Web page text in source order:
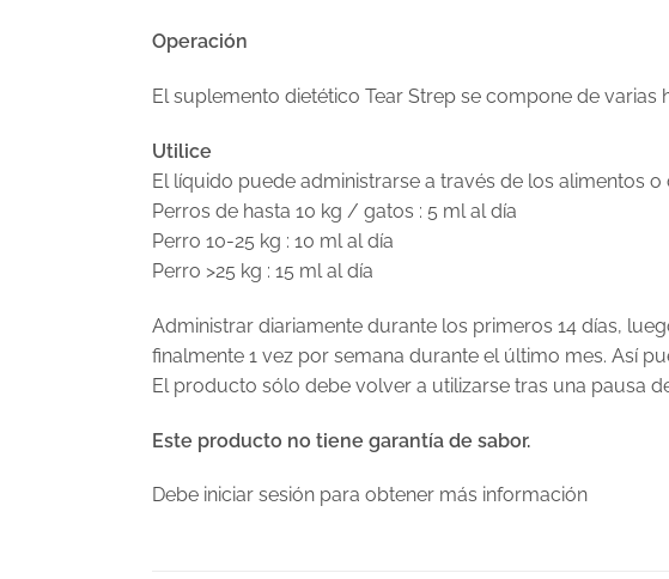
Operación
El suplemento dietético Tear Strep se compone de
Utilice
El líquido puede administrarse a través de los alimentos
Perros de hasta 10 kg / gatos : 5 ml al día
Perro 10-25 kg : 10 ml al día
Perro >25 kg : 15 ml al día
Administrar diariamente durante los primeros 14 días,
finalmente 1 vez por semana durante el último mes. Así
El producto sólo debe volver a utilizarse tras una pausa
Este producto no tiene garantía de sabor.
Debe iniciar sesión para obtener más información